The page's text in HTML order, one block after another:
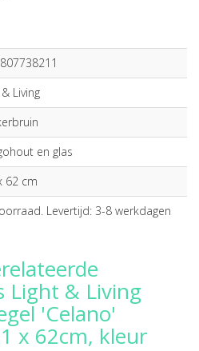
Living
en glas
62 cm
Levertijd: 3-8 werkdagen
Light & Living
'Celano'
x 62cm, kleur